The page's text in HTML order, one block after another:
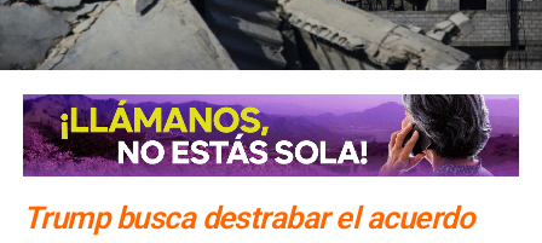
SIGUIENTE
Ondea bandera roja el la cúpula de la mezquita en
Jamkaran
NO TE PIERDAS
Mataron a otro líder iraní en Bagdad; EU ordenó el
ataque
Trump busca destrabar el acuerdo